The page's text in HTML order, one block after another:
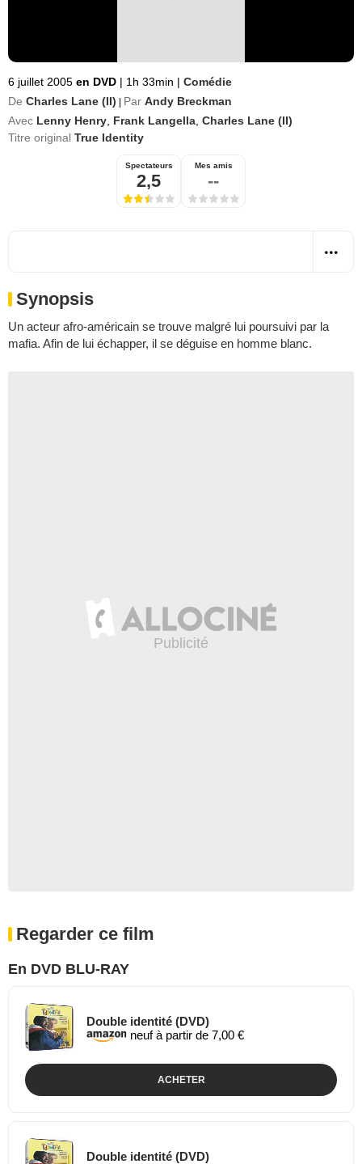
6 juillet 2005 en DVD | 1h 33min | Comédie
De Charles Lane (II) Par Andy Breckman
Avec Lenny Henry Frank Langella Charles Lane (II)
Titre original True Identity
Spectateurs
2,5
Mes amis
--
Synopsis
Un acteur afro-américain se trouve malgré lui poursuivi par la
mafia. Afin de lui échapper, il se déguise en homme blanc.
Regarder ce film
En DVD BLU-RAY
Double identité (DVD)
neuf à partir de 7,00 €
ACHETER
Double identité (DVD)